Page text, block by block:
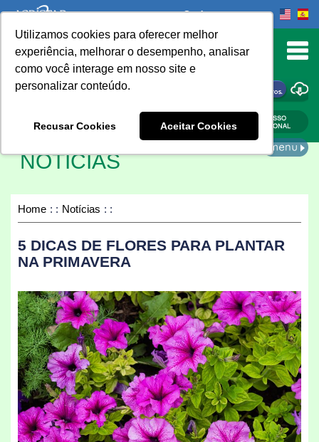
Utilizamos cookies para oferecer melhor
experiência, melhorar o desempenho, analisar
como você interage em nosso site e
personalizar conteúdo.
Recusar Cookies Aceitar Cookies
to Content
Onde comprar
ONDE COMPRAR
NOTÍCIAS
Home Notícias
5 DICAS DE FLORES PARA PLANTAR
NA PRIMAVERA